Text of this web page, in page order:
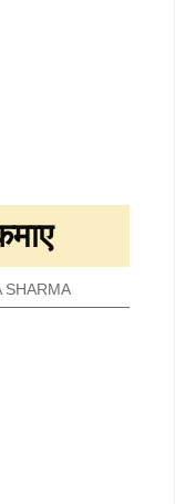
SHARMA